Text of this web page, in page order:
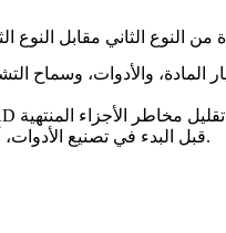
من النوع الثاني مقابل
المادة، والأدوات، وسماح
مخاطر الأجزاء المنتهية
قبل البدء في تصنيع الأدوات، أو إنتاج العينات، أو الإنتاج التجريبي، أو الطلبات المتكررة.